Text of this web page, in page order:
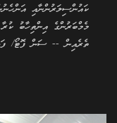
ކައުންސިލަރުންނާއި
ތެރެއިން -- ސަން ފޮޓޯ/